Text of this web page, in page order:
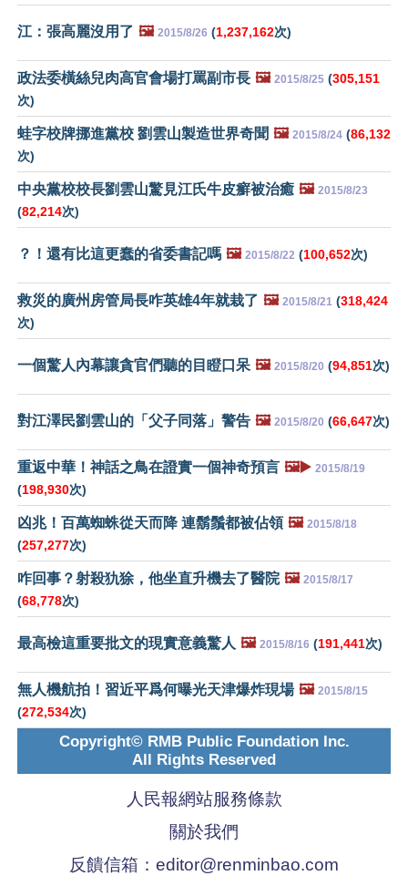
江：張高麗沒用了 🖼️ 2015/8/26 (1,237,162次)
政法委橫絲兒肉高官會場打罵副市長 🖼️ 2015/8/25 (305,151
次)
蛙字校牌挪進黨校 劉雲山製造世界奇聞 🖼️ 2015/8/24 (86,132
次)
中央黨校校長劉雲山驚見江氏牛皮癬被治癒 🖼️ 2015/8/23
(82,214次)
？！還有比這更蠢的省委書記嗎 🖼️ 2015/8/22 (100,652次)
救災的廣州房管局長咋英雄4年就栽了 🖼️ 2015/8/21 (318,424
次)
一個驚人內幕讓貪官們聽的目瞪口呆 🖼️ 2015/8/20 (94,851次)
對江澤民劉雲山的「父子同落」警告 🖼️ 2015/8/20 (66,647次)
重返中華！神話之鳥在證實一個神奇預言 🖼️▶️ 2015/8/19
(198,930次)
凶兆！百萬蜘蛛從天而降 連鬍鬚都被佔領 🖼️ 2015/8/18
(257,277次)
咋回事？射殺犰狳，他坐直升機去了醫院 🖼️ 2015/8/17
(68,778次)
最高檢這重要批文的現實意義驚人 🖼️ 2015/8/16 (191,441次)
無人機航拍！習近平爲何曝光天津爆炸現場 🖼️ 2015/8/15
(272,534次)
Copyright© RMB Public Foundation Inc.
All Rights Reserved
人民報網站服務條款
關於我們
反饋信箱： editor@renminbao.com